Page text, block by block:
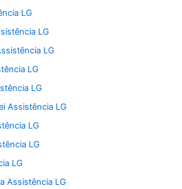
LG
LG
LG
LG
LG
Assistência LG
LG
LG
LG
Assistência LG